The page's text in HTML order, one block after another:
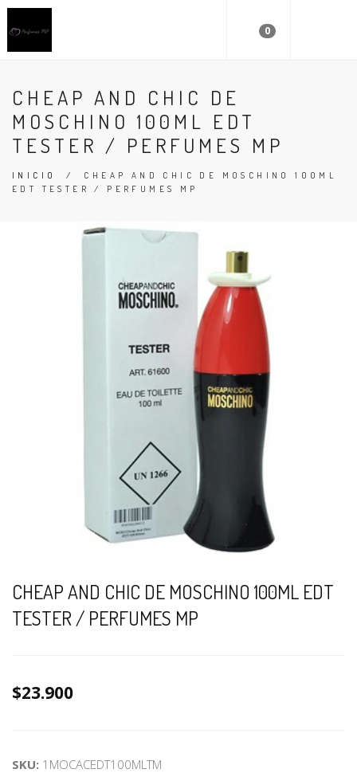
0
CHEAP AND CHIC DE
MOSCHINO 100ML EDT
TESTER / PERFUMES MP
INICIO / CHEAP AND CHIC DE MOSCHINO 100ML
EDT TESTER / PERFUMES MP
CHEAP AND CHIC DE MOSCHINO 100ML EDT
TESTER / PERFUMES MP
$23.900
SKU: 1MOCACEDT100MLTM